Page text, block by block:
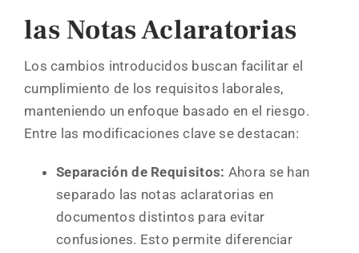
las Notas Aclaratorias
Los cambios introducidos buscan facilitar el
cumplimiento de los requisitos laborales,
manteniendo un enfoque basado en el riesgo.
Entre las modificaciones clave se destacan:
Separación de Requisitos: Ahora se han
separado las notas aclaratorias en
documentos distintos para evitar
confusiones. Esto permite diferenciar